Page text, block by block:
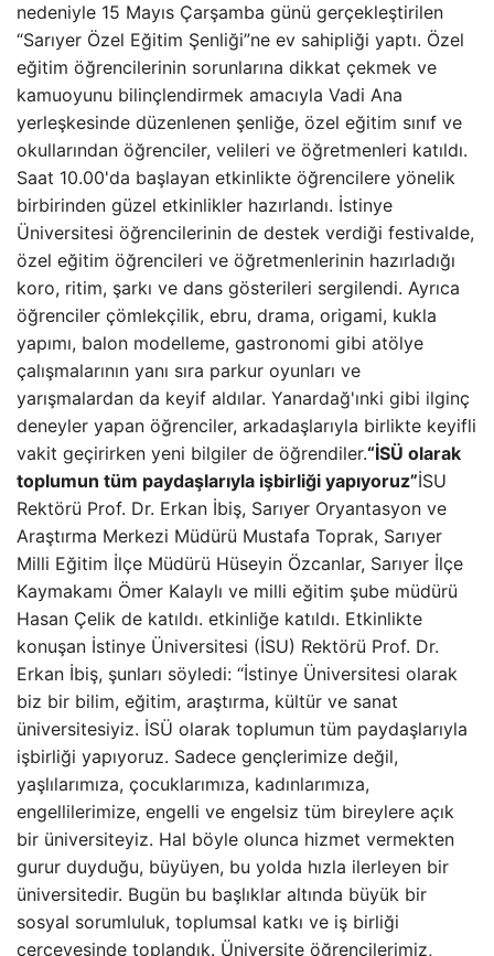
nedeniyle 15 Mayıs Çarşamba günü gerçekleştirilen
“Sarıyer Özel Eğitim Şenliği”ne ev sahipliği yaptı. Özel
eğitim öğrencilerinin sorunlarına dikkat çekmek ve
kamuoyunu bilinçlendirmek amacıyla Vadi Ana
yerleşkesinde düzenlenen şenliğe, özel eğitim sınıf ve
okullarından öğrenciler, velileri ve öğretmenleri katıldı.
Saat 10.00'da başlayan etkinlikte öğrencilere yönelik
birbirinden güzel etkinlikler hazırlandı. İstinye
Üniversitesi öğrencilerinin de destek verdiği festivalde,
özel eğitim öğrencileri ve öğretmenlerinin hazırladığı
koro, ritim, şarkı ve dans gösterileri sergilendi. Ayrıca
öğrenciler çömlekçilik, ebru, drama, origami, kukla
yapımı, balon modelleme, gastronomi gibi atölye
çalışmalarının yanı sıra parkur oyunları ve
yarışmalardan da keyif aldılar. Yanardağ'ınki gibi ilginç
deneyler yapan öğrenciler, arkadaşlarıyla birlikte keyifli
vakit geçirirken yeni bilgiler de öğrendiler.“İSÜ olarak
toplumun tüm paydaşlarıyla işbirliği yapıyoruz”İSU
Rektörü Prof. Dr. Erkan İbiş, Sarıyer Oryantasyon ve
Araştırma Merkezi Müdürü Mustafa Toprak, Sarıyer
Milli Eğitim İlçe Müdürü Hüseyin Özcanlar, Sarıyer İlçe
Kaymakamı Ömer Kalaylı ve milli eğitim şube müdürü
Hasan Çelik de katıldı. etkinliğe katıldı. Etkinlikte
konuşan İstinye Üniversitesi (İSU) Rektörü Prof. Dr.
Erkan İbiş, şunları söyledi: “İstinye Üniversitesi olarak
biz bir bilim, eğitim, araştırma, kültür ve sanat
üniversitesiyiz. İSÜ olarak toplumun tüm paydaşlarıyla
işbirliği yapıyoruz. Sadece gençlerimize değil,
yaşlılarımıza, çocuklarımıza, kadınlarımıza,
engellilerimize, engelli ve engelsiz tüm bireylere açık
bir üniversiteyiz. Hal böyle olunca hizmet vermekten
gurur duyduğu, büyüyen, bu yolda hızla ilerleyen bir
üniversitedir. Bugün bu başlıklar altında büyük bir
sosyal sorumluluk, toplumsal katkı ve iş birliği
çerçevesinde toplandık. Üniversite öğrencilerimiz,